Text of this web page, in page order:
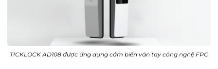
TICKLOCK AD108 được ứng dụng cảm biến vân tay công nghệ FPC